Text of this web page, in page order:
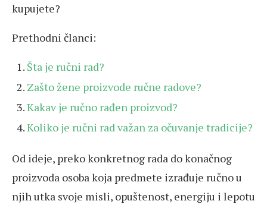
kupujete?
Prethodni članci:
Šta je ručni rad?
Zašto žene proizvode ručne radove?
Kakav je ručno rađen proizvod?
Koliko je ručni rad važan za očuvanje tradicije?
Od ideje, preko konkretnog rada do konačnog
proizvoda osoba koja predmete izrađuje ručno u
njih utka svoje misli, opuštenost, energiju i lepotu